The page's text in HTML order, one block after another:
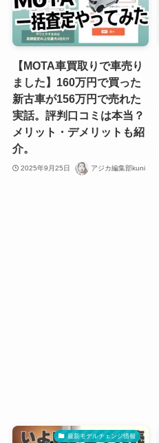
【MOTA車買取りで車売り
ました】160万円で買った
新古車が156万円で売れた
実話。評判口コミは本当？
メリット・デメリットも紹
介。
2025年9月25日 アジカ編集部kuni
最新モデルチェンジ情報